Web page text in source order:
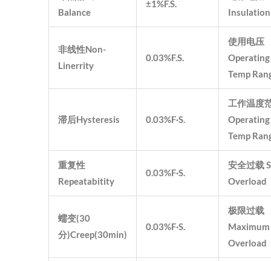
Balance
±1%F.S.
Insulation
非线性Non-
Linerrity
0.03%F.S.
使用电压
Operating
Temp
滞后Hysteresis 0.03%F·S.
工作温度
Operating
Temp
重复性
Repeatabitity
0.03%F·S.
安全过载
Overload
蠕变(30
分)Creep(30min)
0.03%F·S.
极限过载
Maximum
Overload